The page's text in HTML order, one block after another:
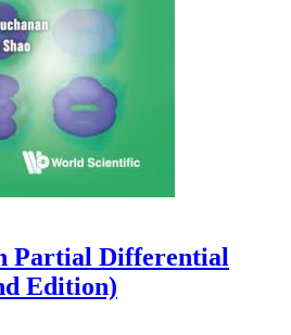
Partial Differential
Edition)